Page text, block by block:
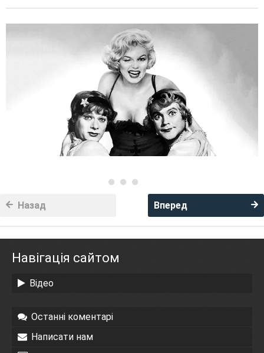
Вперед
Назад
Навігація сайтом
Відео
Останні коментарі
Написати нам